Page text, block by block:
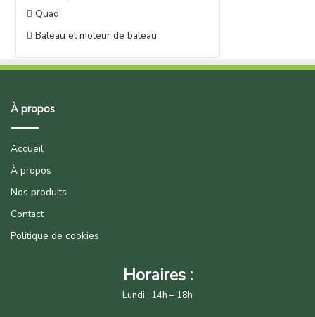
Quad
Bateau et moteur de bateau
À propos
Accueil
À propos
Nos produits
Contact
Politique de cookies
Horaires :
Lundi : 14h – 18h